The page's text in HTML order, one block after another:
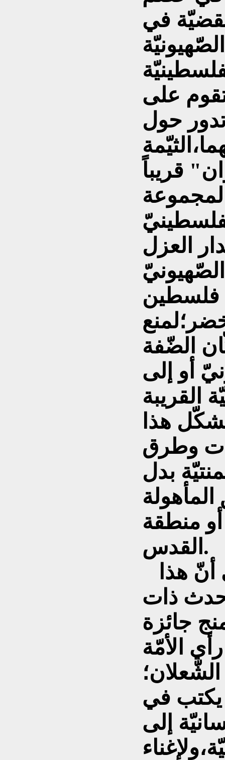
في
على
حول
قريباً
العزل
فلسطين
الضّفة
أو إلى
القريبة
هذا
وطرق
بدل
منطقة
القدس.
ذات
جائزة
الأمّة
الشّعلان؛
يكتب في
إلى